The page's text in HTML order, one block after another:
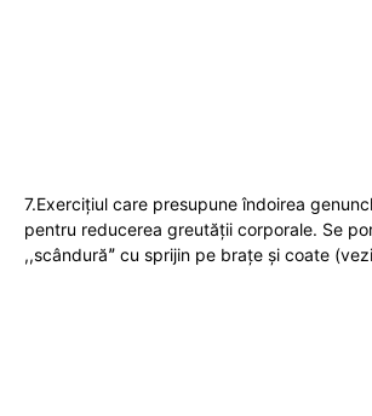
7.Exercițiul care presupune îndoirea
pentru reducerea greutății corporale. Se
,,scândurăˮ cu sprijin pe brațe și coate